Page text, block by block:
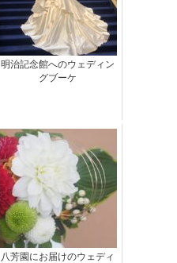
明治記念館へのウェディン
グブーケ
八芳園にお届けのウェディ